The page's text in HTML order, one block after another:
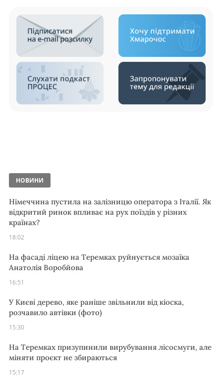
НОВИНИ
Німеччина пустила на залізницю оператора з Італії. Як
відкритий ринок впливає на рух поїздів у різних
країнах?
18:02
На фасаді ліцею на Теремках руйнується мозаїка
Анатолія Воробйова
16:51
У Києві дерево, яке раніше звільнили від кіоска,
розчавило автівки (фото)
15:30
На Теремках призупинили вирубування лісосмуги, але
міняти проєкт не збираються
15:17